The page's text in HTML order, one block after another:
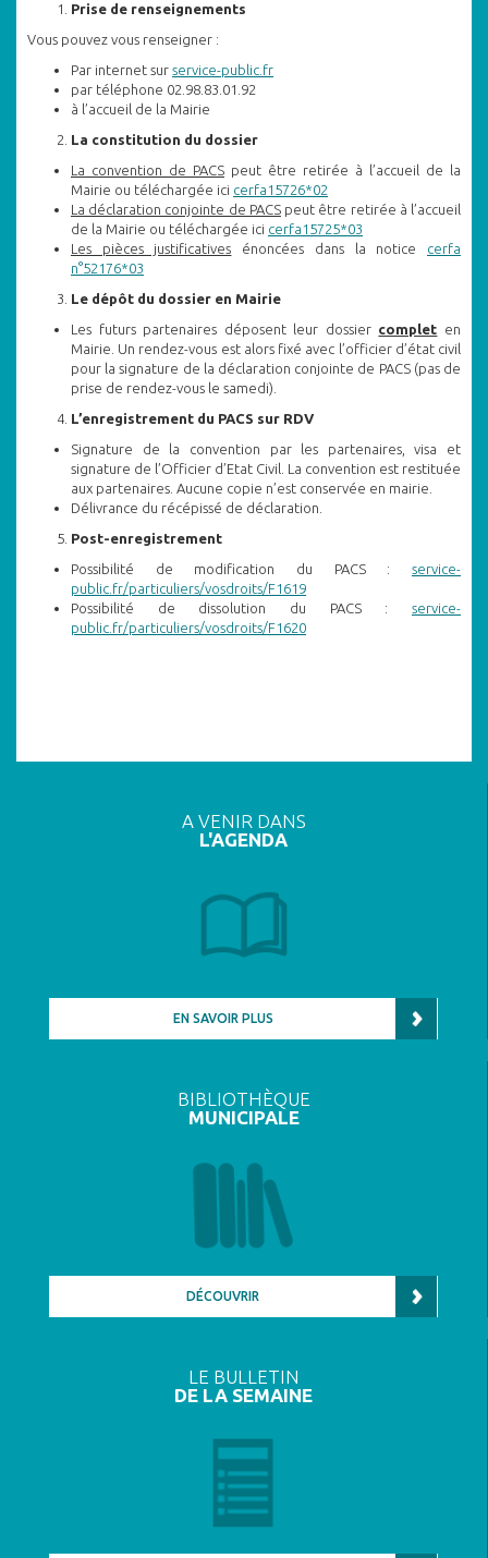
Prise de renseignements
Vous pouvez vous renseigner :
Par internet sur service-public.fr
par téléphone 02.98.83.01.92
à l’accueil de la Mairie
La constitution du dossier
La convention de PACS peut être retirée à l’accueil de la
Mairie ou téléchargée ici cerfa15726*02
La déclaration conjointe de PACSpeut être retirée à l’accueil
de la Mairie ou téléchargée ici cerfa15725*03
Les pièces justificatives énoncées dans la notice cerfa
n°52176*03
Le dépôt du dossier en Mairie
Les futurs partenaires déposent leur dossier complet en
Mairie. Un rendez-vous est alors fixé avec l’officier d’état civil
pour la signature de la déclaration conjointe de PACS (pas de
prise de rendez-vous le samedi).
L’enregistrement du PACS sur RDV
Signature de la convention par les partenaires, visa et
signature de l’Officier d’Etat Civil. La convention est restituée
aux partenaires. Aucune copie n’est conservée en mairie.
Délivrance du récépissé de déclaration.
Post-enregistrement
Possibilité de modification du PACS : service-
public.fr/particuliers/vosdroits/F1619
Possibilité de dissolution du PACS : service-
public.fr/particuliers/vosdroits/F1620
A VENIR DANS
L'AGENDA
EN SAVOIR PLUS
BIBLIOTHÈQUE
MUNICIPALE
DÉCOUVRIR
LE BULLETIN
DE LA SEMAINE